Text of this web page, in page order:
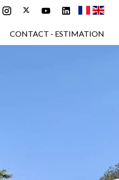
CONTACT - ESTIMATION